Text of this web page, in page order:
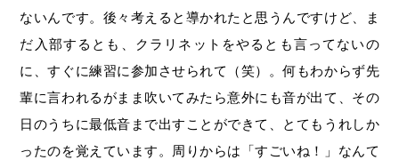
ないんです。後々考えると導かれたと思うんですけど、ま
だ入部するとも、クラリネットをやるとも言ってないの
に、すぐに練習に参加させられて（笑）。何もわからず先
輩に言われるがまま吹いてみたら意外にも音が出て、その
日のうちに最低音まで出すことができて、とてもうれしか
ったのを覚えています。周りからは「すごいね！」なんて